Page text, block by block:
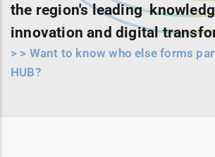
the region's leading
innovation and digital
> > Want to know who else forms
HUB?